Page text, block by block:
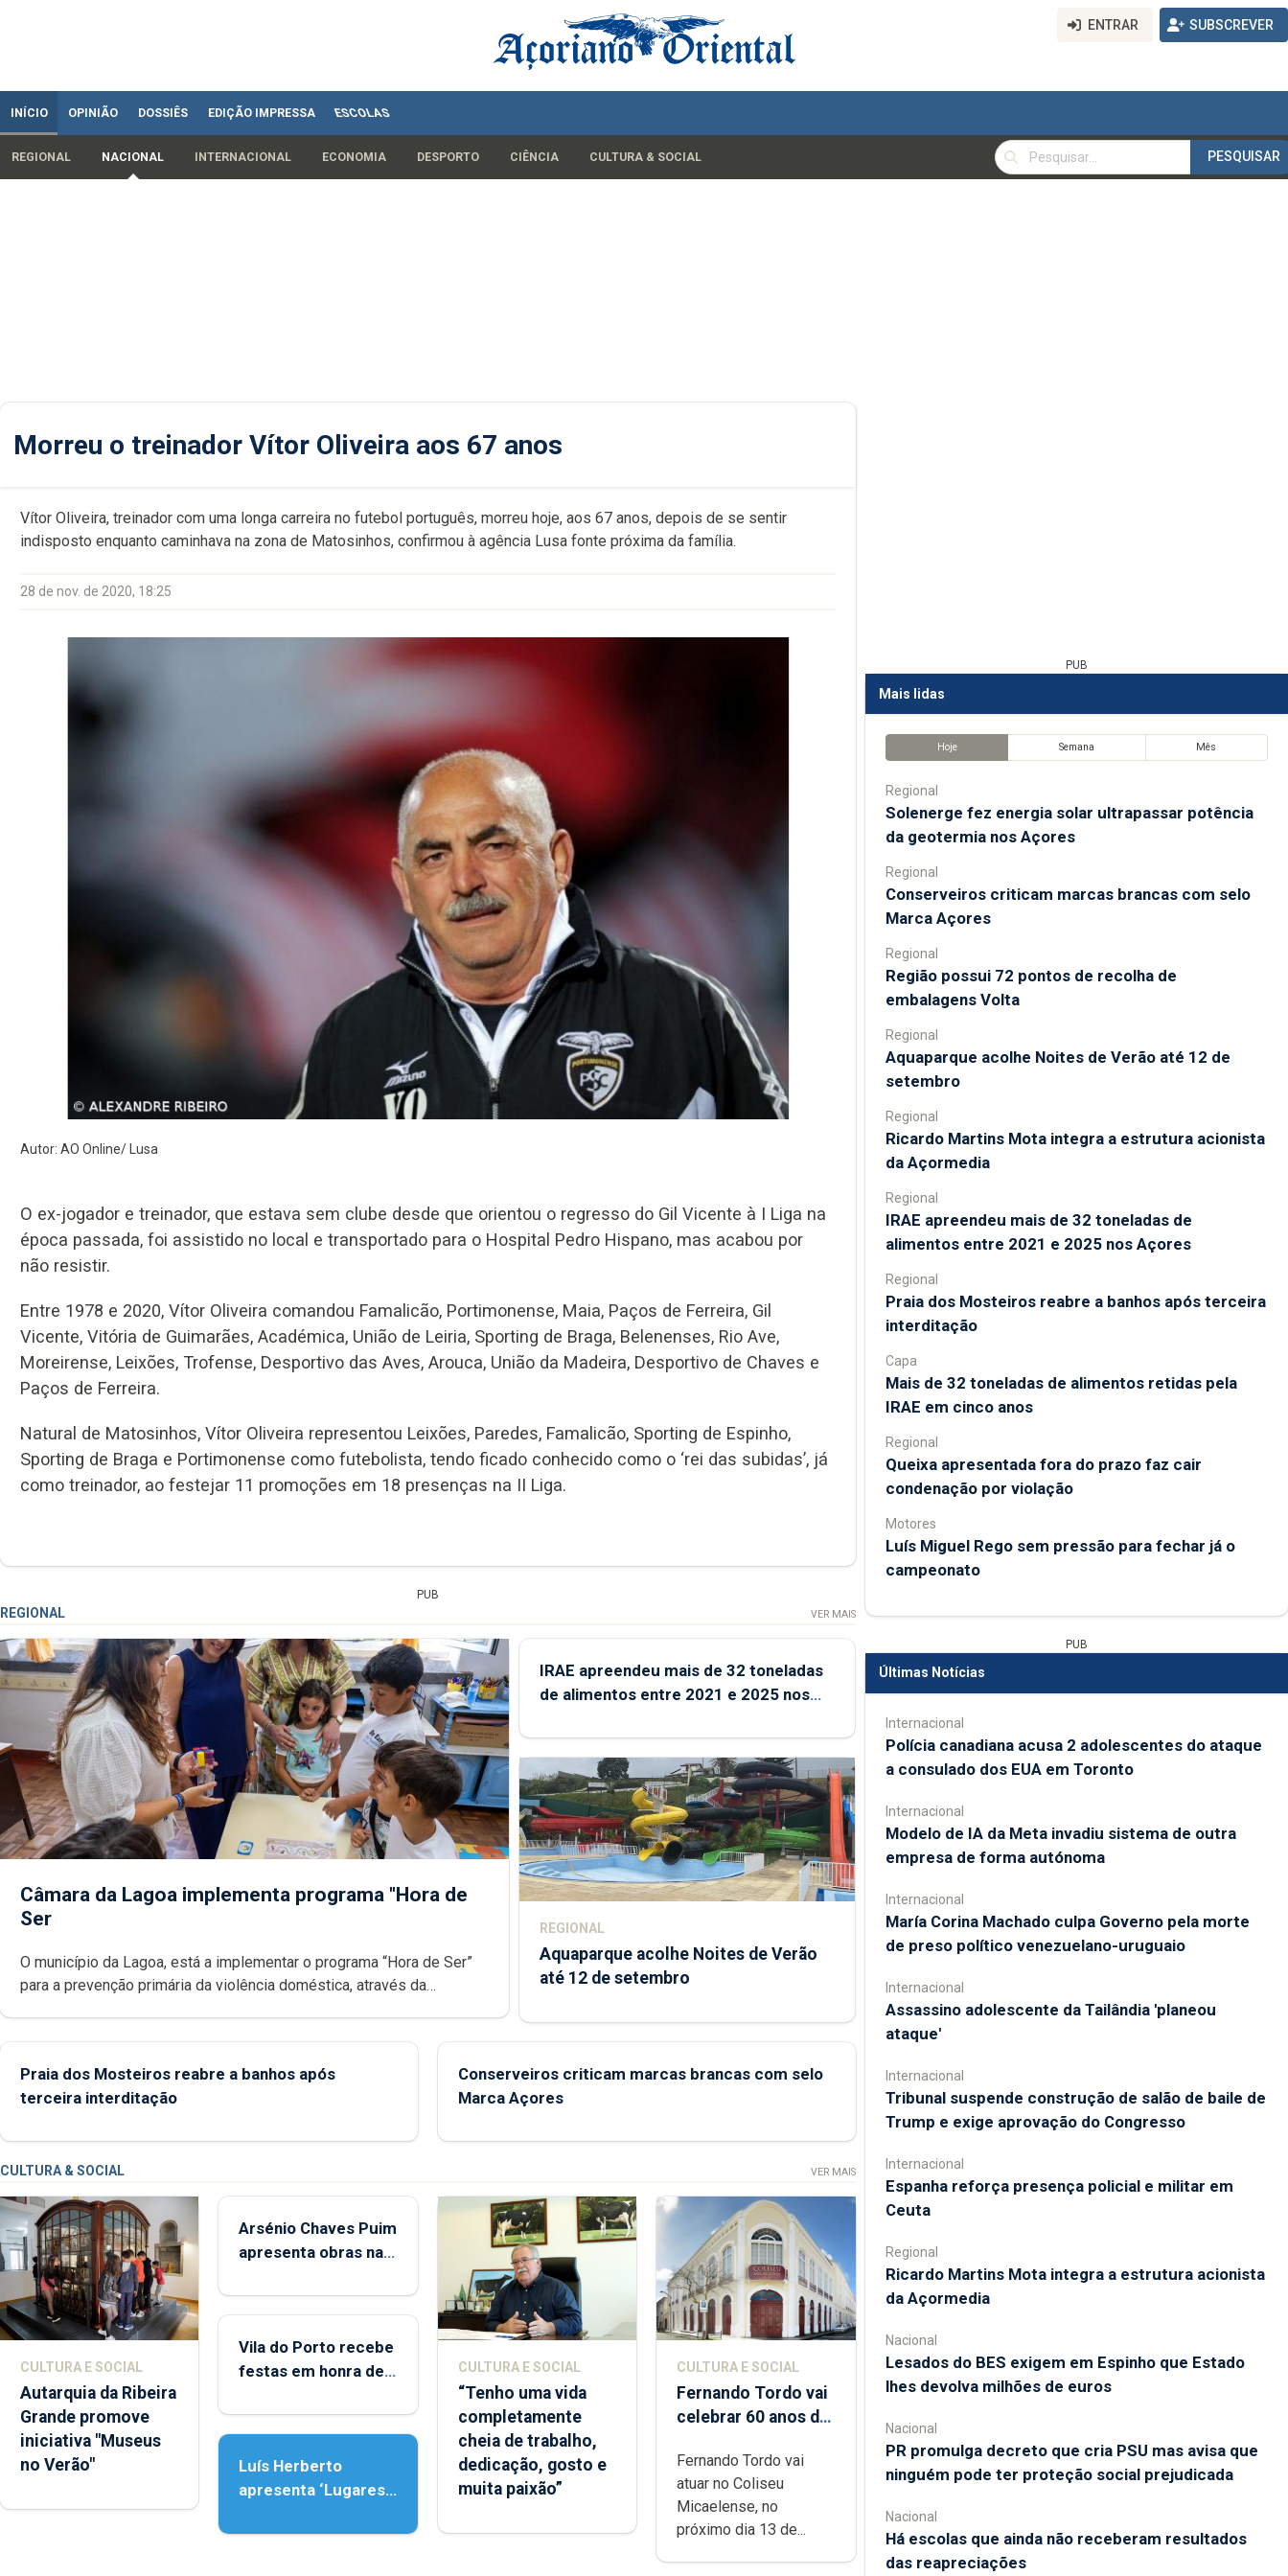
ENTRAR SUBSCREVER
INÍCIO OPINIÃO DOSSIÊS EDIÇÃO IMPRESSA ESCOLAS
REGIONAL NACIONAL INTERNACIONAL ECONOMIA DESPORTO CIÊNCIA CULTURA & SOCIAL
PESQUISAR
PESQUISAR
Morreu o treinador Vítor Oliveira aos 67 anos
Vítor Oliveira, treinador com uma longa carreira no futebol português, morreu hoje, aos 67 anos, depois de se sentir
indisposto enquanto caminhava na zona de Matosinhos, confirmou à agência Lusa fonte próxima da família.
28 de nov. de 2020, 18:25
Autor: AO Online/ Lusa
O ex-jogador e treinador, que estava sem clube desde que orientou o regresso do Gil Vicente à I Liga na
época passada, foi assistido no local e transportado para o Hospital Pedro Hispano, mas acabou por
não resistir.
Entre 1978 e 2020, Vítor Oliveira comandou Famalicão, Portimonense, Maia, Paços de Ferreira, Gil
Vicente, Vitória de Guimarães, Académica, União de Leiria, Sporting de Braga, Belenenses, Rio Ave,
Moreirense, Leixões, Trofense, Desportivo das Aves, Arouca, União da Madeira, Desportivo de Chaves e
Paços de Ferreira.
Natural de Matosinhos, Vítor Oliveira representou Leixões, Paredes, Famalicão, Sporting de Espinho,
Sporting de Braga e Portimonense como futebolista, tendo ficado conhecido como o ‘rei das subidas’, já
como treinador, ao festejar 11 promoções em 18 presenças na II Liga.
PUB
REGIONAL VER MAIS
Câmara da Lagoa implementa programa "Hora de
Ser
O município da Lagoa, está a implementar o programa “Hora de Ser”
para a prevenção primária da violência doméstica, através da
IRAE apreendeu mais de 32 toneladas
de alimentos entre 2021 e 2025 nos
REGIONAL
Aquaparque acolhe Noites de Verão
até 12 de setembro
Praia dos Mosteiros reabre a banhos após
terceira interditação
Conserveiros criticam marcas brancas com selo
Marca Açores
CULTURA & SOCIAL VER MAIS
CULTURA E SOCIAL
Autarquia da Ribeira
Grande promove
iniciativa "Museus
no Verão"
Arsénio Chaves Puim
apresenta obras na
Porto
Vila do Porto recebe
festas em honra de
Assunção
Luís Herberto
apresenta ‘Lugares
CULTURA E SOCIAL
“Tenho uma vida
completamente
cheia de trabalho,
dedicação, gosto e
muita paixão”
CULTURA E SOCIAL
Fernando Tordo vai
celebrar 60 anos de
Micaelense
Fernando Tordo vai
atuar no Coliseu
Micaelense, no
próximo dia 13 de...
PUB
Mais lidas
Hoje Semana Mês
Regional
Solenerge fez energia solar ultrapassar potência
da geotermia nos Açores
Regional
Conserveiros criticam marcas brancas com selo
Marca Açores
Regional
Região possui 72 pontos de recolha de
embalagens Volta
Regional
Aquaparque acolhe Noites de Verão até 12 de
setembro
Regional
Ricardo Martins Mota integra a estrutura acionista
da Açormedia
Regional
IRAE apreendeu mais de 32 toneladas de
alimentos entre 2021 e 2025 nos Açores
Regional
Praia dos Mosteiros reabre a banhos após terceira
interditação
Capa
Mais de 32 toneladas de alimentos retidas pela
IRAE em cinco anos
Regional
Queixa apresentada fora do prazo faz cair
condenação por violação
Motores
Luís Miguel Rego sem pressão para fechar já o
campeonato
PUB
Últimas Notícias
Internacional
Polícia canadiana acusa 2 adolescentes do ataque
a consulado dos EUA em Toronto
Internacional
Modelo de IA da Meta invadiu sistema de outra
empresa de forma autónoma
Internacional
María Corina Machado culpa Governo pela morte
de preso político venezuelano-uruguaio
Internacional
Assassino adolescente da Tailândia 'planeou
ataque'
Internacional
Tribunal suspende construção de salão de baile de
Trump e exige aprovação do Congresso
Internacional
Espanha reforça presença policial e militar em
Ceuta
Regional
Ricardo Martins Mota integra a estrutura acionista
da Açormedia
Nacional
Lesados do BES exigem em Espinho que Estado
lhes devolva milhões de euros
Nacional
PR promulga decreto que cria PSU mas avisa que
ninguém pode ter proteção social prejudicada
Nacional
Há escolas que ainda não receberam resultados
das reapreciações